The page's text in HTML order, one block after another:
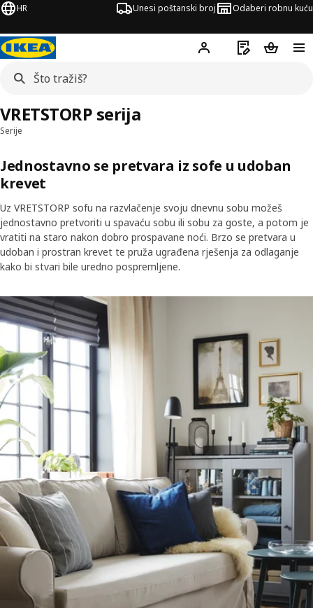
HR Unesi poštanski broj Odaberi robnu kuću
Hej! Prijavi se
Popis zaKošarica
Serije
VRETSTORP serija
Jednostavno se pretvara iz sofe u udoban
krevet
Uz VRETSTORP sofu na razvlačenje svoju dnevnu sobu možeš
jednostavno pretvoriti u spavaću sobu ili sobu za goste, a potom je
vratiti na staro nakon dobro prospavane noći. Brzo se pretvara u
udoban i prostran krevet te pruža ugrađena rješenja za odlaganje
kako bi stvari bile uredno pospremljene.